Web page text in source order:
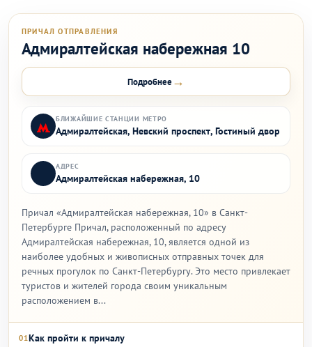
ПРИЧАЛ ОТПРАВЛЕНИЯ
Адмиралтейская набережная 10
Подробнее→
БЛИЖАЙШИЕ СТАНЦИИ МЕТРО
Адмиралтейская, Невский проспект, Гостиный двор
АДРЕС
Адмиралтейская набережная, 10
Причал «Адмиралтейская набережная, 10» в Санкт-
Петербурге Причал, расположенный по адресу
Адмиралтейская набережная, 10, является одной из
наиболее удобных и живописных отправных точек для
речных прогулок по Санкт-Петербургу. Это место привлекает
туристов и жителей города своим уникальным
расположением в...
01 Как пройти к причалу